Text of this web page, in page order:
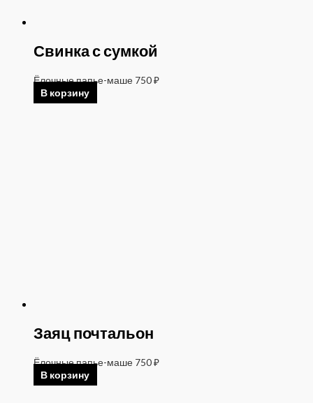
Свинка с сумкой
Ёлочные папье-маше 750₽
В корзину
Заяц почтальон
Ёлочные папье-маше 750₽
В корзину